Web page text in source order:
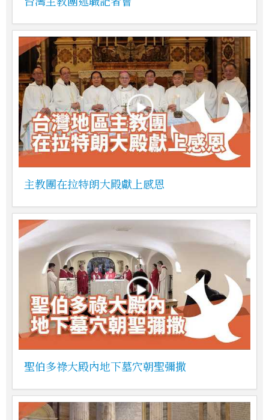
主教團在拉特朗大殿獻上感恩
聖伯多祿大殿內地下墓穴朝聖彌撒